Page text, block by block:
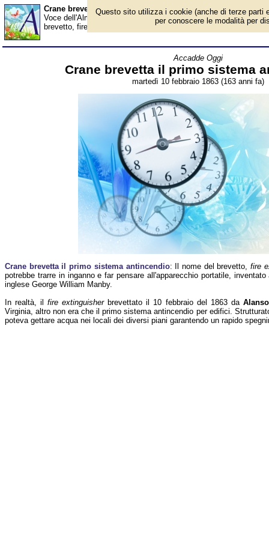
Crane brevetta il primo sistema antincendio - Almanacco
Voce dell'Almanacco del 10 febbraio, per la rubrica 'Accadde
brevetto, fire extinguisher (in italiano "estintore"), potrebbe
Accadde Oggi
Crane brevetta il primo sistema
martedì 10 febbraio 1863 (163 anni fa)
Crane brevetta il primo sistema antincendio: Il nome del brevetto,fire
potrebbe trarre in inganno e far pensare all'apparecchio portatile,
inglese George William Manby.
In realtà, ilfire extinguisherbrevettato il 10 febbraio del 1863 da
Virginia, altro non era che il primo sistema antincendio per edifici.
poteva gettare acqua nei locali dei diversi piani garantendo un rapido
Questo sito utilizza i cookie (anche di terze parti
per conoscere le modalità per